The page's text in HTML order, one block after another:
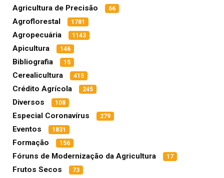
Agricultura de Precisão 66
Agroflorestal 1781
Agropecuária 1143
Apicultura 146
Bibliografia 15
Cerealicultura 415
Crédito Agrícola 245
Diversos 108
Especial Coronavírus 279
Eventos 1831
Formação 156
Fóruns de Modernização da Agricultura 17
Frutos Secos 73